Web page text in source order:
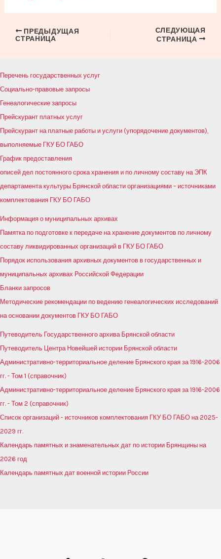
Навигация
ПРЕДЫДУЩАЯ
СТРАНИЦА
СЛЕДУЮЩАЯ
СТРАНИЦА
Перечень государственных услуг
Социально-правовые запросы
Генеалогические запросы
Прейскурант платных услуг
Прейскурант на платные работы и услуги (упорядочение документов),
выполняемые ГКУ БО ГАБО
График предоставления
описей дел постоянного срока хранения и по личному составу на ЭПК
департамента культуры Брянской области организациями – источниками
комплектования ГКУ БО ГАБО
Информация о муниципальных архивах
Памятка по подготовке к передаче на хранение документов по личному
составу ликвидированных организаций в ГКУ БО ГАБО
Порядок использования архивных документов в государственных и
муниципальных архивах Российской Федерации
Бланки запросов
Методические рекомендации по ведению генеалогических исследований
на основании документов ГКУ БО ГАБО
Путеводитель Государственного архива Брянской области
Путеводитель Центра Новейшей истории Брянской области
Административно-территориальное деление Брянского края за 1916-2006
гг. - Том 1 (справочник)
Административно-территориальное деление Брянского края за 1916-2006
гг. - Том 2 (справочник)
Список организаций - источников комплектования ГКУ БО ГАБО на 2025-
2029 гг.
Календарь памятных и знаменательных дат по истории Брянщины на
2026 год
Календарь памятных дат военной истории России